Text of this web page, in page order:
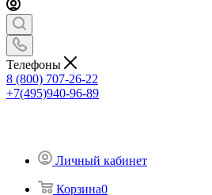
Телефоны
8 (800) 707-26-22
+7(495)940-96-89
Личный кабинет
Корзина0